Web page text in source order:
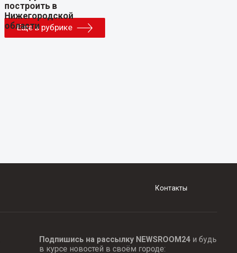
Еще в рубрике
Контакты
Подпишись на рассылку NEWSROOM24и будь
в курсе новостей в своём городе: